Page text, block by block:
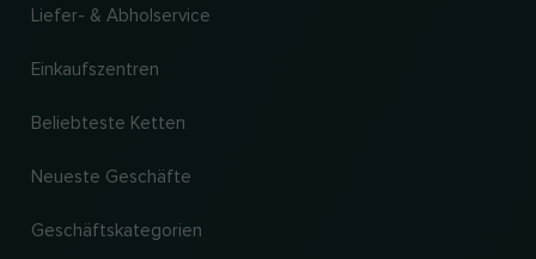
Liefer- & Abholservice
Einkaufszentren
Beliebteste Ketten
Neueste Geschäfte
Geschäftskategorien